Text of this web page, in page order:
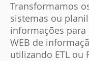
Transformamos
sistemas ou
informações para
WEB de
utilizando ETL ou